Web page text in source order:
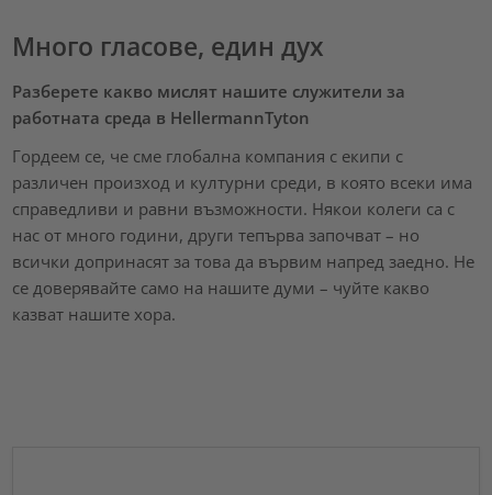
Много гласове, един дух
Разберете какво мислят нашите служители за
работната среда в HellermannTyton
Гордеем се, че сме глобална компания с екипи с
различен произход и културни среди, в която всеки има
справедливи и равни възможности. Някои колеги са с
нас от много години, други тепърва започват – но
всички допринасят за това да вървим напред заедно. Не
се доверявайте само на нашите думи – чуйте какво
казват нашите хора.